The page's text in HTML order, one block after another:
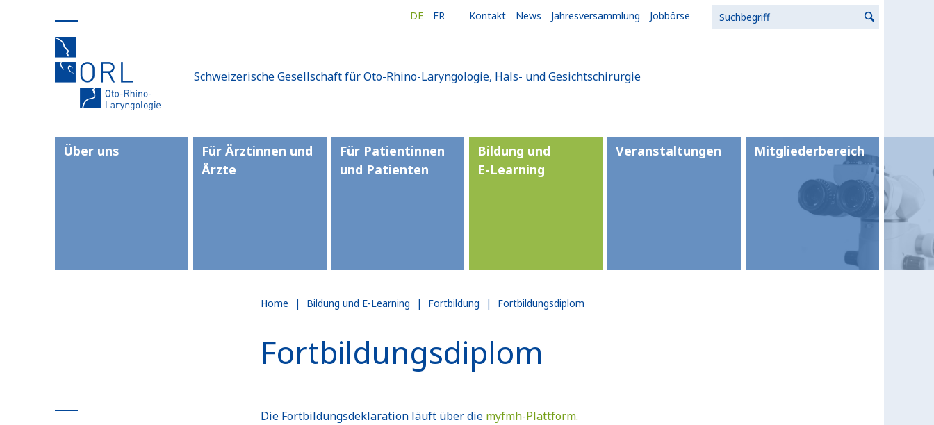
Kontakt News Jahresversammlung Jobbörse
DE FR
Schweizerische Gesellschaft für Oto-Rhino-Laryngologie, Hals- und Gesichtschirurgie
Über uns
Für Ärztinnen und
Ärzte
Für Patientinnen
und Patienten
Bildung und
E-Learning
Veranstaltungen Mitgliederbereich
Home | Bildung und E-Learning | Fortbildung | Fortbildungsdiplom
Fortbildungsdiplom
Die Fortbildungsdeklaration läuft über die myfmh-Plattform.